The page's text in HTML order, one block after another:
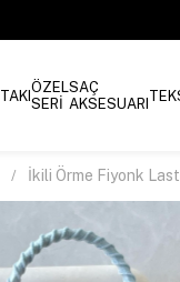
TAKIÖZEL
SERİ
SAÇ
AKSESUARI
İkili Örme Fiyonk